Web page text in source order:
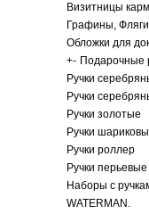
Визитницы
Графины,
Обложки для
+- Подарочные
Ручки
Ручки
Ручки золотые
Ручки
Ручки роллер
Ручки перьевые
Наборы с
WATERMAN.